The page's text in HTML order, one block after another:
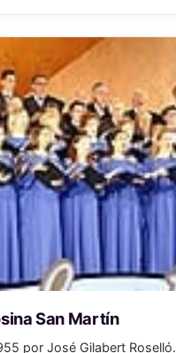
San Martín
por José Gilabert Roselló.